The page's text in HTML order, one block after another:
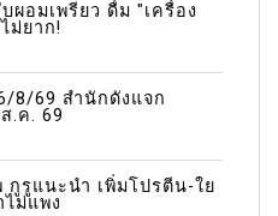
ผอมเพรียว ดื่ม "เครื่อง
ม่ยาก!
8/69 สำนักดังแจก
.ค. 69
รูแนะนำ เพิ่มโปรตีน-ใย
ม่แพง